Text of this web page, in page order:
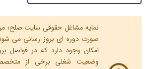
نمایه مشاغل حقوقی سایت صلح؛
صورت دوره ای بروز رسانی می
امکان وجود دارد که در فواصل
وضعیت شغلی برخی از